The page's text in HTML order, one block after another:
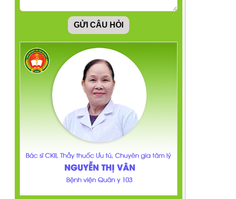
Ăn gì để cải thiện tâm
trạng? Chế độ dinh
dưỡng tốt cho sức
khỏe tâm thần
GỬI CÂU HỎI